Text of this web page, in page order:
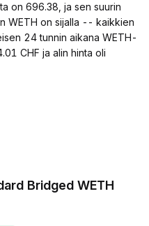
on 696.38, ja sen suurin
WETH on sijalla -- kaikkien
24 tunnin aikana WETH-
CHF ja alin hinta oli
Bridged WETH